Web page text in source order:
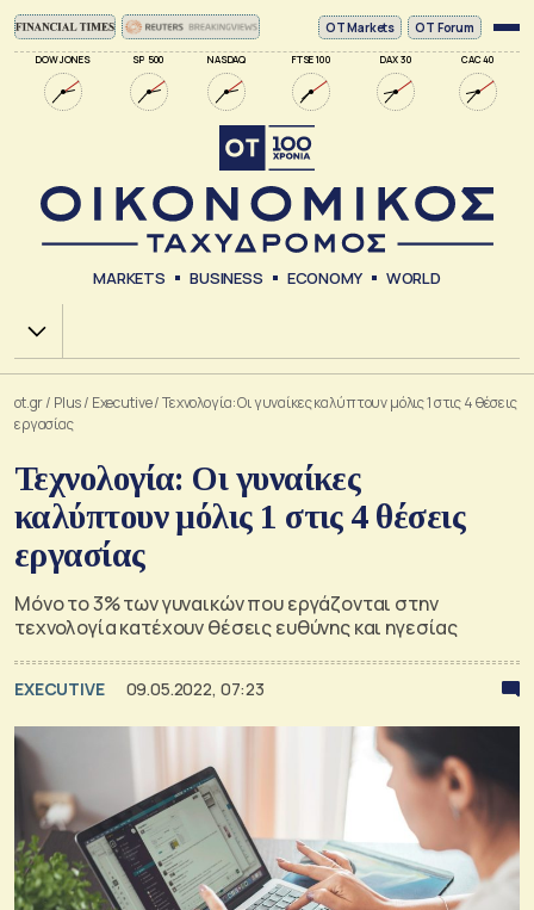
DOW JONES SP 500 NASDAQ FTSE 100 DAX 30 CAC 40
ΟΤ Markets OT Forum
MARKETS BUSINESS ECONOMY WORLD
Χ.Α.
ot.gr/ Plus/ Executive/Τεχνολογία: Οι γυναίκες καλύπτουν μόλις 1 στις 4 θέσεις
εργασίας
Τεχνολογία: Οι γυναίκες
καλύπτουν μόλις 1 στις 4 θέσεις
εργασίας
Μόνο το 3% των γυναικών που εργάζονται στην
τεχνολογία κατέχουν θέσεις ευθύνης και ηγεσίας
EXECUTIVE 09.05.2022, 07:23